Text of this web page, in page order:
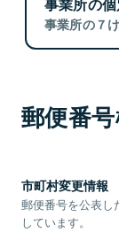
事業所の７
郵便番
市町村変更情報
郵便番号を公表し
しています。